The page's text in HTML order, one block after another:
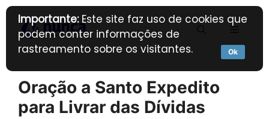
Pular
para
conteúdo
Oração a Santo Expedito
para Livrar das Dívidas
Importante:Este site faz uso de cookies que
podem conter informações de
rastreamento sobre os visitantes.
Ok